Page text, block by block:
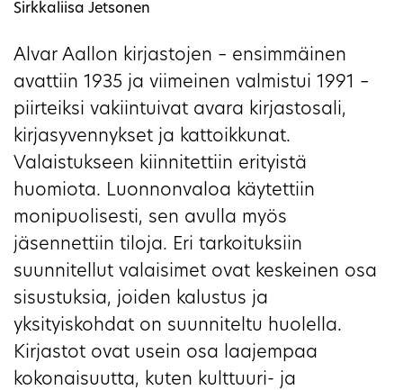
Sirkkaliisa Jetsonen
Alvar Aallon kirjastojen – ensimmäinen
avattiin 1935 ja viimeinen valmistui 1991 –
piirteiksi vakiintuivat avara kirjastosali,
kirjasyvennykset ja kattoikkunat.
Valaistukseen kiinnitettiin erityistä
huomiota. Luonnonvaloa käytettiin
monipuolisesti, sen avulla myös
jäsennettiin tiloja. Eri tarkoituksiin
suunnitellut valaisimet ovat keskeinen osa
sisustuksia, joiden kalustus ja
yksityiskohdat on suunniteltu huolella.
Kirjastot ovat usein osa laajempaa
kokonaisuutta, kuten kulttuuri- ja